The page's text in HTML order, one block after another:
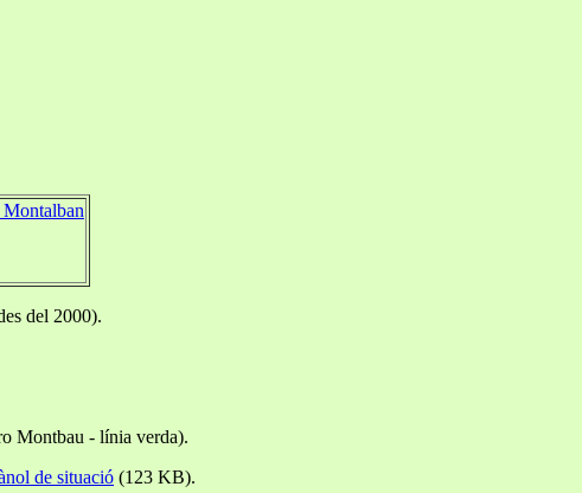
del 2000).
Montbau - línia verda).
de situació (123 KB).